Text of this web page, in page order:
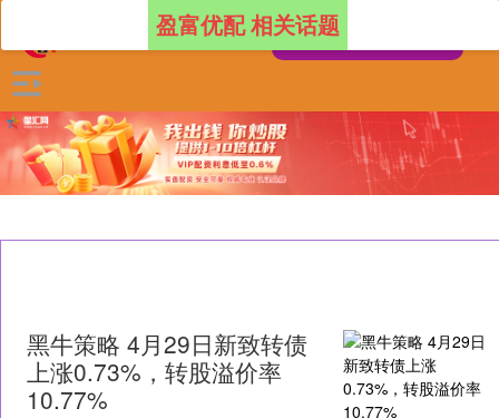
盈富优配 相关话题
黑牛策略 4月29日新致转债
上涨0.73%，转股溢价率
10.77%